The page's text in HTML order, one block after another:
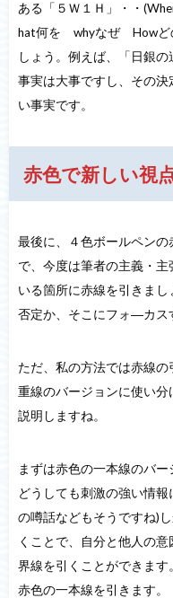
ある「５Ｗ１Ｈ」・・
hat何を whyなぜ Howど
しょう。例えば、「日銀
事実は大事ですし、その
い事実です。
赤色で新しい視
最後に、４色ボールペン
で、今度は筆者の主義・
いる箇所に赤線を引きま
否定か、そこにフォ―カス
ただ、私の方法では赤線
重線のバージョンに使い
説明しますね。
まずは赤色の一本線のバー
どうしても刺激の強い情報
の噂話などもそうですね)
くことで、自分と他人の
界線を引くことができま
赤色の一本線を引きます。